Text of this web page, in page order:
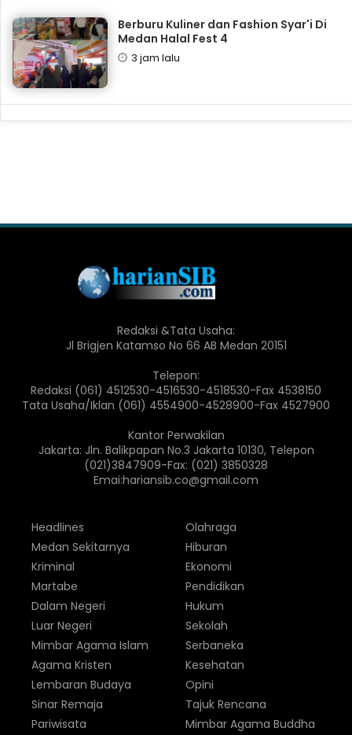
‎Berburu Kuliner dan Fashion Syar'i Di
Medan Halal Fest 4
3 jam lalu
Redaksi &Tata Usaha:
Jl Brigjen Katamso No 66 AB Medan 20151
Telepon:
Redaksi (061) 4512530-4516530-4518530-Fax 4538150
Tata Usaha/Iklan (061) 4554900-4528900-Fax 4527900
Kantor Perwakilan
Jakarta: Jln. Balikpapan No.3 Jakarta 10130, Telepon
(021)3847909-Fax: (021) 3850328
Emai:hariansib.co@gmail.com
Headlines
Medan Sekitarnya
Kriminal
Martabe
Dalam Negeri
Luar Negeri
Olahraga
Hiburan
Ekonomi
Pendidikan
Hukum
Sekolah
Mimbar Agama Islam
Agama Kristen
Lembaran Budaya
Sinar Remaja
Pariwisata
Serbaneka
Kesehatan
Opini
Tajuk Rencana
Mimbar Agama Buddha